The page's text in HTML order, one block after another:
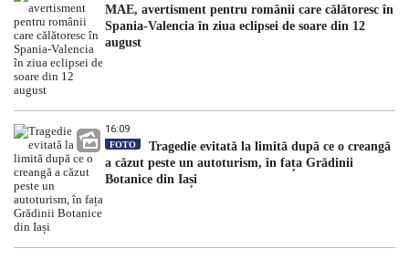
MAE, avertisment pentru românii care călătoresc în
Spania-Valencia în ziua eclipsei de soare din 12
august
16:09
FOTO
Tragedie evitată la limită după ce o creangă
a căzut peste un autoturism, în fața Grădinii
Botanice din Iași